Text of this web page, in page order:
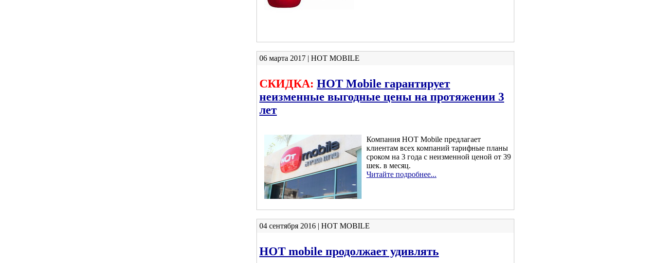
06 марта 2017 | HOT MOBILE
СКИДКА: HOT Mobile гарантирует
неизменные выгодные цены на протяжении 3
лет
Компания НОТ Mobile предлагает
клиентам всех компаний тарифные планы
сроком на 3 года с неизменной ценой от 39
шек. в месяц.
Читайте подробнее...
04 сентября 2016 | HOT MOBILE
HOT mobile продолжает удивлять